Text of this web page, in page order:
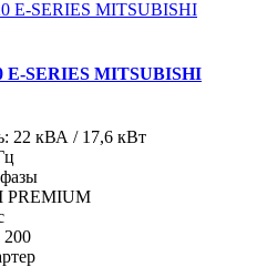
E-SERIES MITSUBISHI
22 кВА / 17,6 кВт
PREMIUM
200